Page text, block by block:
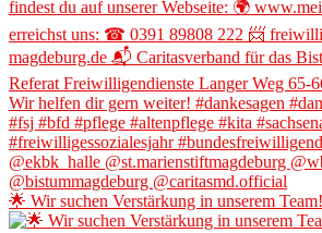
🌟 Wir suchen Verstärkung in unserem